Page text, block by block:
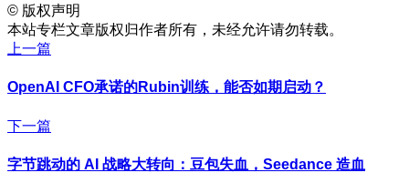
© 版权声明
本站专栏文章版权归作者所有，未经允许请勿转载。
上一篇
OpenAI CFO承诺的Rubin训练，能否如期启动？
下一篇
字节跳动的 AI 战略大转向：豆包失血，Seedance 造血